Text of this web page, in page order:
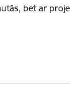
bet ar